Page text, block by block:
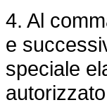
4. Al
e
speciale